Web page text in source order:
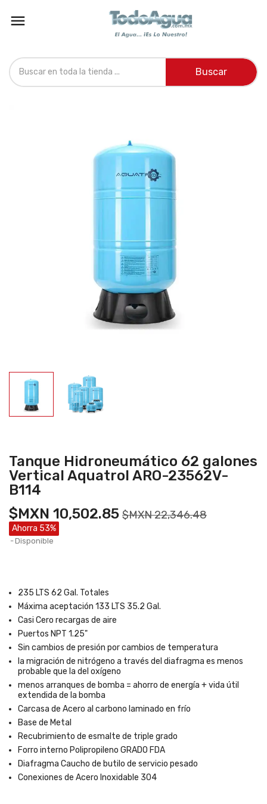

Buscar
Tanque Hidroneumático 62 galones
Vertical Aquatrol ARO-23562V-
B114
$MXN 10,502.85 $MXN 22,346.48
Ahorra 53%
Disponible
235 LTS 62 Gal. Totales
Máxima aceptación 133 LTS 35.2 Gal.
Casi Cero recargas de aire
Puertos NPT 1.25"
Sin cambios de presión por cambios de temperatura
la migración de nitrógeno a través del diafragma es menos
probable que la del oxígeno
menos arranques de bomba = ahorro de energía + vida útil
extendida de la bomba
Carcasa de Acero al carbono laminado en frío
Base de Metal
Recubrimiento de esmalte de triple grado
Forro interno Polipropileno GRADO FDA
Diafragma Caucho de butilo de servicio pesado
Conexiones de Acero Inoxidable 304